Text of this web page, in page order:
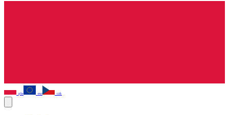
pln eur czk